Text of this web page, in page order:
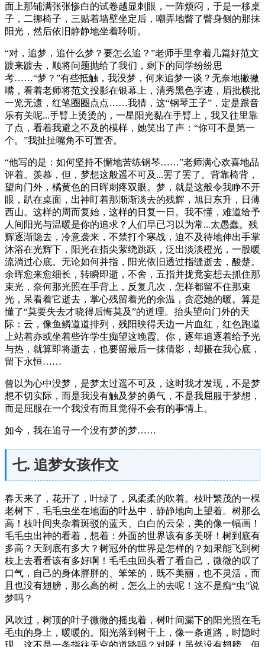
面上那铺满张张惨白的试卷越显刺眼，一阵烦闷，于是一移桌
子，二挪椅子，三贴着墙壁坐定后，嘲弄地瞥了瞥身侧的那抹
阳光，然后依旧静静地坐着聆听。
“对，追梦，追什么梦？要怎么追？”老师手里拿着几篇好范文
踱来踱去，顺将问题抛给了我们，剩下的同学纷纷思
考……“梦？”有些抵触，我没梦，何来追梦一谈？无奈地撇撇
嘴，看着老师将范文投影在银幕上，清秀黑色字迹，眉批横批
一览无遗，红笔圈圈点点……我猜，这“钢琴王子”，定是跟音
乐有关呢...手臂上烫烫的，一星阳光黏在手臂上，我又往里靠
了点，看着我避之不及的模样，她笑出了声：“你可不是第一
个。”我扯扯嘴角不可置否。
“他写的是：如何坚持不懈地苦练钢琴……”老师满心欢喜地品
评着。羡慕，但，梦想这般遥不可及...罢了罢了。背靠椅背，
望向门外，橘黄色的日晖刺疼双眼。梦，就是这般令我睁不开
眼，趴在桌面，出神盯着那渐渐淡去的残辉，旭日东升，日薄
西山。这样的周而复始，这样的日复一日。我不懂，难道给予
人间阳光与温暖是你的追求？人们早已习以为常...太愚蠢。残
辉逐渐隐去，冷意袭来，不禁打个寒战，迫不及待地伸出手掌
沐浴在光辉下，阳光在指尖萦绕跳跃，泛出淡淡橙光，一股暖
流淌过心底。无论如何并指，阳光依旧透过指缝逝去，酸楚。
余晖愈来愈细长，转瞬即逝，不舍，五指并拢竟妄想去抓住那
束光，奈何那光照在手背上，反复几次，怎样都留不住那束
光，呆看着它逝去，掌心残留着光的余温，贪恋她的暖。算是
懂了“莫要失去才晓得后悔莫及”的道理。抬头望向门外的天
际：云，像鱼鳞道道排列，残阳映得天边一片血红，红色跑道
上站着亦或坐着些许学生痴望这晚霞。你，逐年追逐着给予光
与热，就算即将逝去，也要留最后一抹倩影，却摄在我心底，
留下永恒……
曾以为心中没梦，是梦太过遥不可及，这时我才发现，不是梦
想不切实际，而是我没有触及梦的勇气，不是我屈服于梦想，
而是屈服在一个我没有而且觉得不会有的事情上。
如今，我在追寻一个没有梦的梦……
七. 追梦女孩作文
春天来了，花开了，叶绿了，风柔柔的吹着。枝叶繁茂的一棵
老树下，毛毛虫坐在地面的叶丛中，静静地向上望着。树那么
高！枝叶间夹杂着斑驳的蓝天、白白的云朵，美的像一幅画！
毛毛虫出神的看着，想着：外面的世界该有多美呀！树到底有
多高？天到底有多大？树冠外的世界是怎样的？如果能飞到树
枝上去看看该有多好啊！毛毛虫回头看了看自己，微微的叹了
口气，自己的身体胖胖的、笨笨的，既不美丽，也不灵活，而
且也没有翅膀，那么高的树，怎么上的去呢！这不是痴“虫”说
梦吗？
风吹过，树顶的叶子微微的摇曳着，树叶间漏下的阳光照在毛
毛虫的身上，暖暖的。阳光落到树干上，像一条道路，时隐时
现，这不是一条指往天空的道路吗？对呀！虽然没有翅膀，但